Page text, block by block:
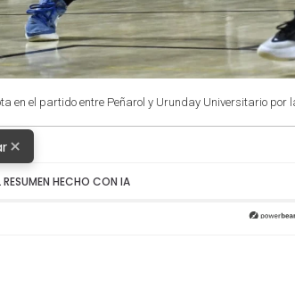
en el partido entre Peñarol y Urunday Universitario
×
RESUMEN HECHO CON IA